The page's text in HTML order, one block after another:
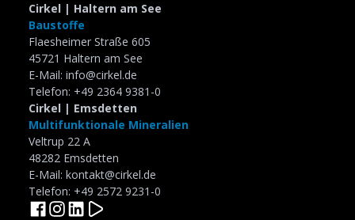
Cirkel | Haltern am See
Baustoffe
Flaesheimer Straße 605
45721 Haltern am See
E-Mail: info@cirkel.de
Telefon: +49 2364 9381-0
Cirkel | Emsdetten
Multifunktionale Mineralien
Veltrup 22 A
48282 Emsdetten
E-Mail: kontakt@cirkel.de
Telefon: +49 2572 9231-0